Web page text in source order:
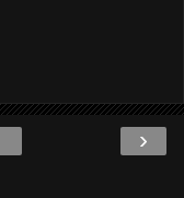
›